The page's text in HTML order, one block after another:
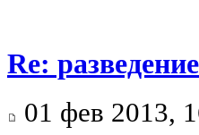
Re:
01 фев 2013,